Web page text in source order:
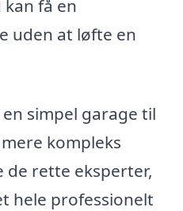
få en
uden at løfte en
simpel garage til
kompleks
de rette eksperter,
hele professionelt